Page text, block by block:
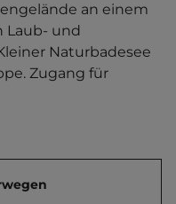
an einem
Laub- und
Naturbadesee
Zugang für
Trampolin.
0.